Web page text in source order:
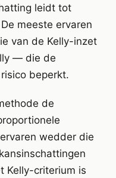
leidt tot
meeste ervaren
van de Kelly-inzet
— die de
beperkt.
de
wedder die
Kelly-criterium is